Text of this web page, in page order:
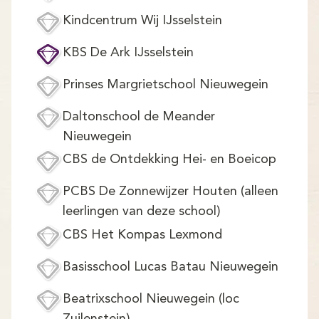
Kindcentrum Wij IJsselstein
KBS De Ark IJsselstein
Prinses Margrietschool Nieuwegein
Daltonschool de Meander
Nieuwegein
CBS de Ontdekking Hei- en Boeicop
PCBS De Zonnewijzer Houten (alleen
leerlingen van deze school)
CBS Het Kompas Lexmond
Basisschool Lucas Batau Nieuwegein
Beatrixschool Nieuwegein (loc